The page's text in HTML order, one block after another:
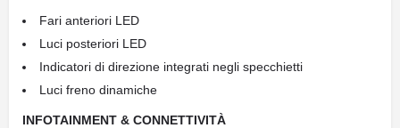
Fari anteriori LED
Luci posteriori LED
Indicatori di direzione integrati negli specchietti
Luci freno dinamiche
INFOTAINMENT & CONNETTIVITÀ